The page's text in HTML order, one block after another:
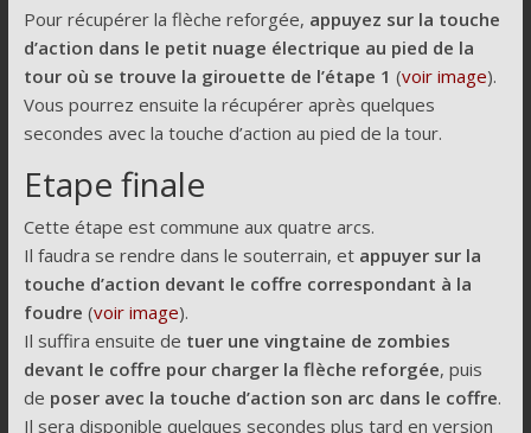
Pour récupérer la flèche reforgée, appuyez sur la touche
d’action dans le petit nuage électrique au pied de la
tour où se trouve la girouette de l’étape 1 (voir image).
Vous pourrez ensuite la récupérer après quelques
secondes avec la touche d’action au pied de la tour.
Etape finale
Cette étape est commune aux quatre arcs.
Il faudra se rendre dans le souterrain, et appuyer sur la
touche d’action devant le coffre correspondant à la
foudre (voir image).
Il suffira ensuite de tuer une vingtaine de zombies
devant le coffre pour charger la flèche reforgée, puis
de poser avec la touche d’action son arc dans le coffre.
Il sera disponible quelques secondes plus tard en version